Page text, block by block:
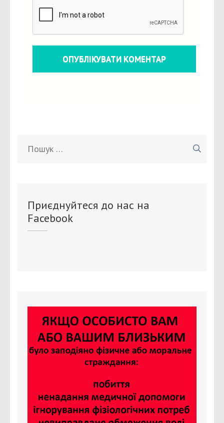
Приєднуйтеся до нас на
Facebook